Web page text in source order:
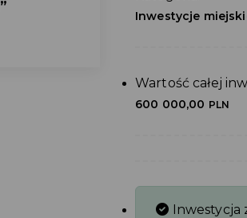
Inwestycje
Wartość całej
600 000,00 PLN
Inwestycja